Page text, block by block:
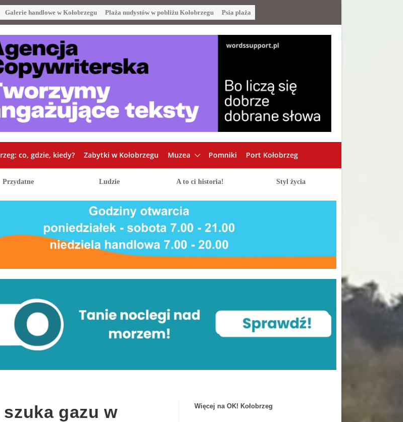
Galerie handlowe w Kołobrzegu Plaża nudystów w pobliżu Kołobrzegu Psia plaża
co, gdzie, kiedy? Zabytki w Kołobrzegu Muzea Pomniki Port Kołobrzeg
Przydatne Ludzie A to ci historia! Styl życia
gazu w
Więcej na OK! Kołobrzeg